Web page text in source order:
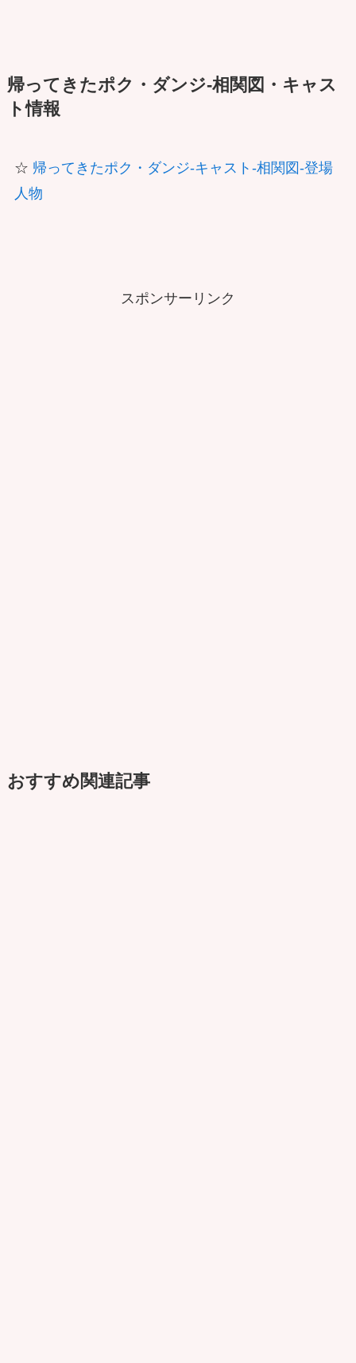
帰ってきたポク・ダンジ-相関図・キャス
ト情報
☆ 帰ってきたポク・ダンジ-キャスト-相関図-登場
人物
スポンサーリンク
おすすめ関連記事